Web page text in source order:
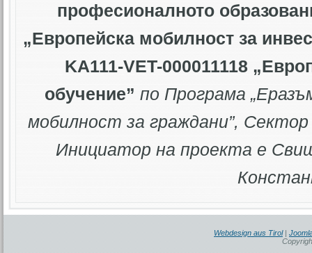
професионалното
„Европейска мобилност за
KA111-VET-000011118
обучение”по Програма
мобилност за граждани”, Сектор
Инициатор на проекта е
Webdesign aus Tirol|